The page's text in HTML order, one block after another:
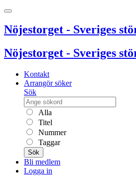
Nöjestorget - Sveriges
Nöjestorget - Sveriges
Kontakt
Arrangör söker
Sök
Alla
Titel
Nummer
Taggar
Sök
Bli medlem
Logga in